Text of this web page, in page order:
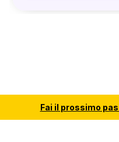
Fai il prossimo